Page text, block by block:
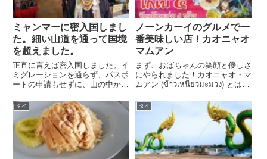
ミャンマーに密入国しまし
た。細い山道を通って国境
を超えました。
正直に言えば密入国しました。イ
ミグレーションを通らず、パスポ
ートの申請もせずに、山の中から
うな細い道を通って密入国しまし
た。
ノーンカーイのグルメで一
番美味しい店！カオニャオ
マムアン
まず、おばちゃんの笑顔と優しさ
にやられました！カオニャオ・マ
ムアン (ข้าวเหนียวมะม่วง) とはカ
＝ マンゴーカオニャオ・マムア
ン＝タイで食べられている、ココ
ナッツミルクで炊いた餅米に、マ
ンゴー...
タイ タイ